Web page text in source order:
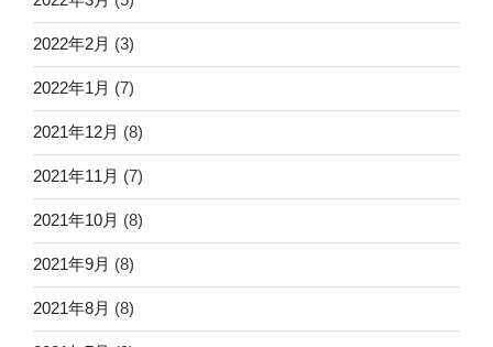
2022年2月 (3)
2022年1月 (7)
2021年12月 (8)
2021年11月 (7)
2021年10月 (8)
2021年9月 (8)
2021年8月 (8)